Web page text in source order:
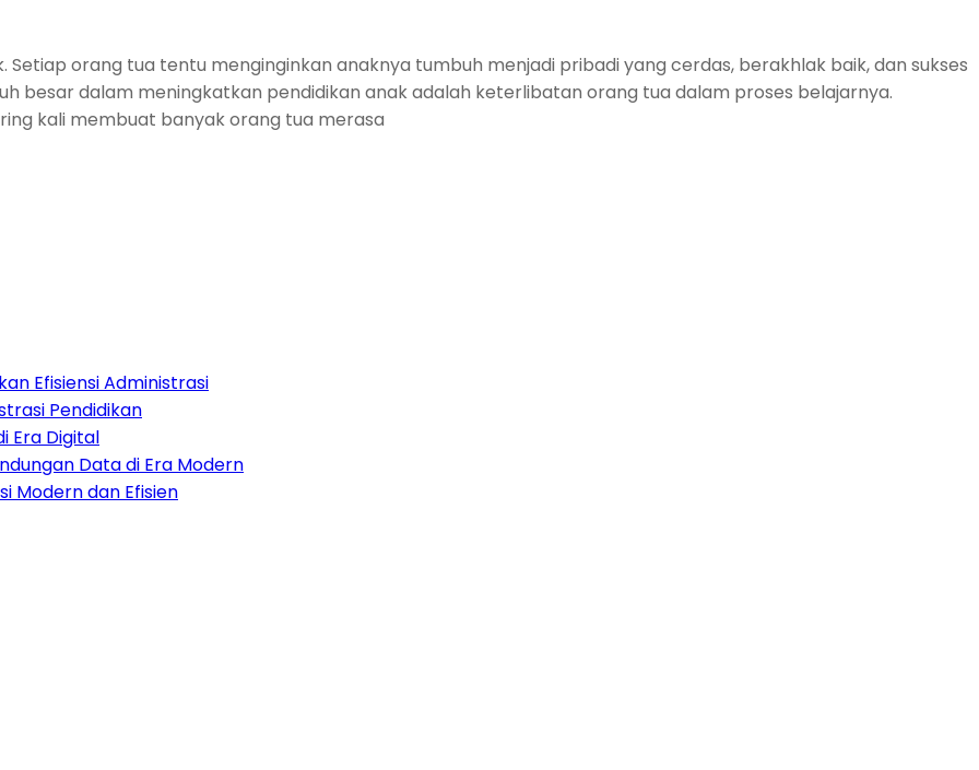
orang tua tentu menginginkan anaknya tumbuh menjadi pribadi yang cerdas, berakhlak baik, dan sukses
besar dalam meningkatkan pendidikan anak adalah keterlibatan orang tua dalam proses belajarnya.
kali membuat banyak orang tua merasa
Efisiensi Administrasi
Pendidikan
Era Digital
Data di Era Modern
Modern dan Efisien